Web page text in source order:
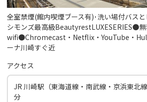
全室禁煙(館内喫煙ブース有)･洗い場付バス
シモンズ最高級BeautyrestLUXESERIES●
wifi●Chromecast・Netflix・YouTube・
ーナ川崎すぐ近
アクセス
JR 川崎駅（東海道線・南武線・京浜東北
分